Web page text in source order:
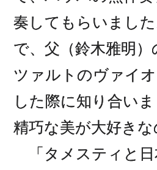
奏してもらいまし
で、父（鈴木雅明
ツァルトのヴァイ
した際に知り合い
精巧な美が大好きな
「タメスティと日